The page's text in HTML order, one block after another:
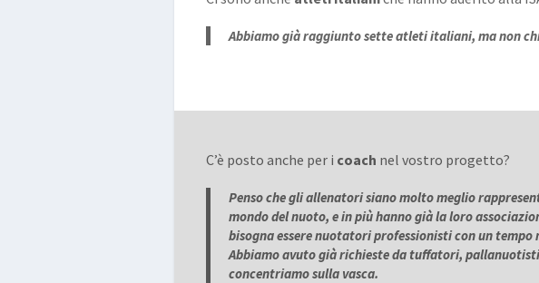
Abbiamo già raggiunto sette atleti italiani, ma non
C’è posto anche per i coach nel vostro progetto?
Penso che gli allenatori siano molto meglio
mondo del nuoto, e in più hanno già la loro
bisogna essere nuotatori professionisti con un
Abbiamo avuto già richieste da tuffatori,
concentriamo sulla vasca.